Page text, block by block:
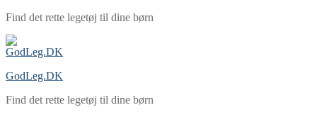
Spring
indhold
Menu
Luk
Find det rette legetøj til dine børn
GodLeg.DK
Find det rette legetøj til dine børn